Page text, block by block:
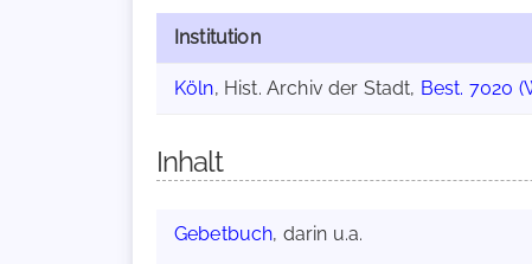
Institution
Köln, Hist. Archiv der Stadt, Best. 7020
Inhalt
Gebetbuch, darin u.a.